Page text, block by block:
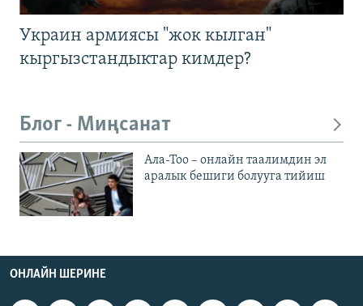
Украин армиясы "жок кылган"
кыргызстандыктар кимдер?
Блог - Миңсанат
Ала-Тоо – онлайн таалимдин эл
аралык бешиги болууга тийиш
ОНЛАЙН ШЕРИНЕ